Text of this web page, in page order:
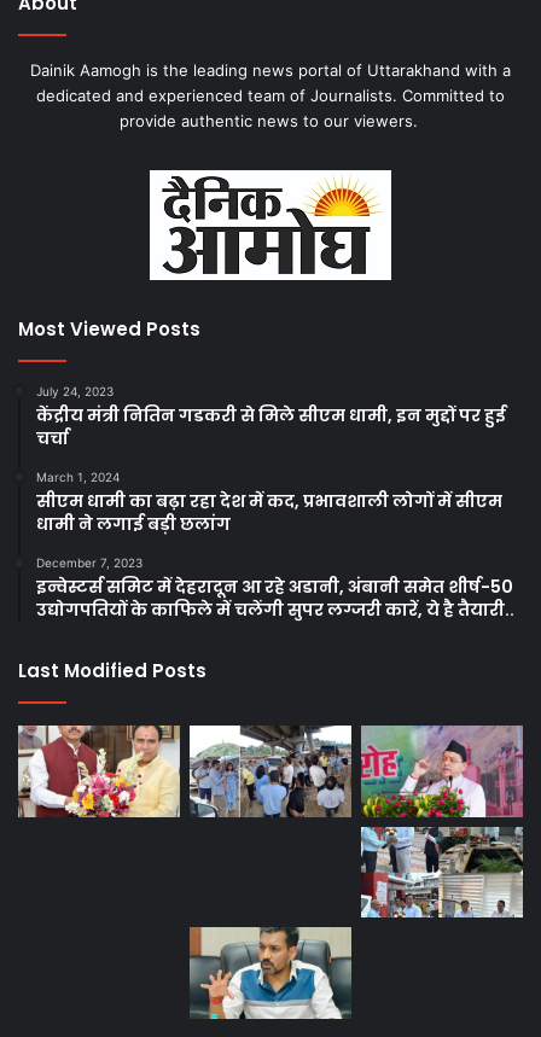
Dainik Aamogh is the leading news portal of Uttarakhand with a
dedicated and experienced team of Journalists. Committed to
provide authentic news to our viewers.
Most Viewed Posts
July 24, 2023
केंद्रीय मंत्री नितिन गडकरी से मिले सीएम धामी, इन मुद्दों पर हुई
चर्चा
March 1, 2024
सीएम धामी का बढ़ा रहा देश में कद, प्रभावशाली लोगों में सीएम
धामी ने लगाई बड़ी छलांग
December 7, 2023
इन्वेस्टर्स समिट में देहरादून आ रहे अडानी, अंबानी समेत शीर्ष-50
उद्योगपतियों के काफिले में चलेंगी सुपर लग्जरी कारें, ये है तैयारी..
Last Modified Posts